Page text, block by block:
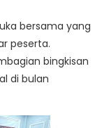
bersama yang
peserta.
bingkisan
di bulan